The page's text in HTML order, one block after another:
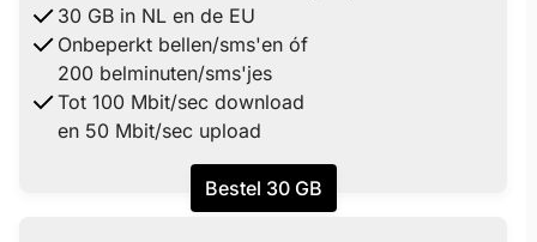
30 GB in NL en de EU
Onbeperkt bellen/sms'en óf
200 belminuten/sms'jes
Tot 100 Mbit/sec download
en 50 Mbit/sec upload
Bestel 30 GB